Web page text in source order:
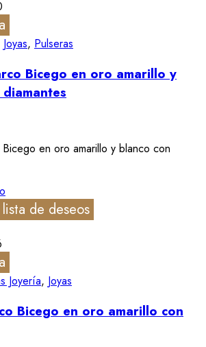
Joyas, Pulseras
Bicego en oro amarillo y
en oro amarillo y blanco con
de deseos
Joyería, Joyas
Bicego en oro amarillo con